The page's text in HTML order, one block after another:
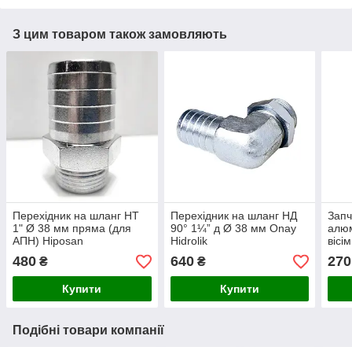
З цим товаром також замовляють
Перехідник на шланг НТ
1" Ø 38 мм пряма (для
АПН) Hiposan
480 ₴
Купити
Перехідник на шланг НД
90° 1¼” д Ø 38 мм Onay
Hidrolik
640₴
Купити
270
Подібні товари компанії